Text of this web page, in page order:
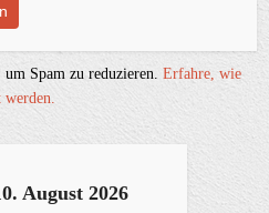
um Spam zu reduzieren.Erfahre, wie
August 2026